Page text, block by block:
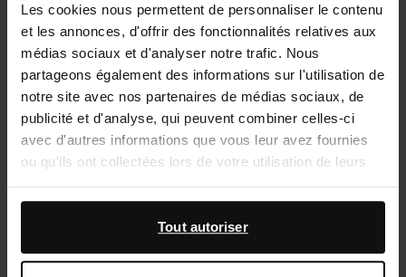
Les cookies nous permettent de personnaliser le contenu
et les annonces, d'offrir des fonctionnalités relatives aux
médias sociaux et d'analyser notre trafic. Nous
partageons également des informations sur l'utilisation de
notre site avec nos partenaires de médias sociaux, de
publicité et d'analyse, qui peuvent combiner celles-ci
avec d'autres informations que vous leur avez fournies
ou qu'ils ont collectées lors de votre utilisation de leurs
services.
En outre, nous travaillons avec Google à des fins de
publicité et de mesure. Vous pouvez en savoir plus sur la
Tout autoriser
Service d'assistance
Délai de rétractation de 14 jours
Description du produit
Ces baskets blanches de Sacha ont des détails
argentés et une breloque dorée amovible. Les baskets
semelle intérieure est amovible.
Détails du produit